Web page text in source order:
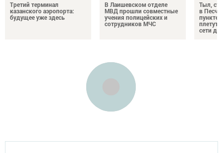
Третий терминал
казанского аэропорта:
будущее уже здесь
В Лаишевском отделе
МВД прошли совместные
учения полицейских и
сотрудников МЧС
Тыл,
в
пункте
плетут
сети